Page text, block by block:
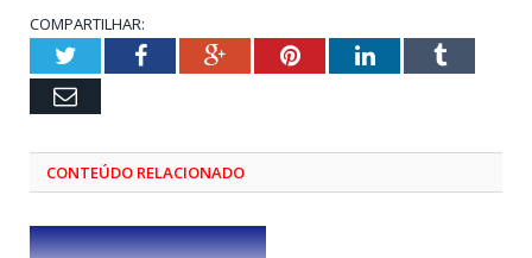
COMPARTILHAR:
TwitterFacebookGoogle+PinterestLinkedInTumblr
Email
CONTEÚDO RELACIONADO